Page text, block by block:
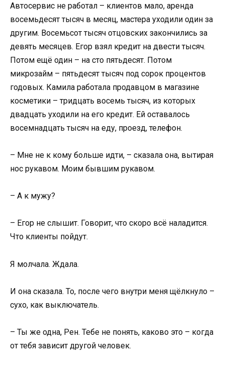
Автосервис не работал – клиентов мало, аренда
восемьдесят тысяч в месяц, мастера уходили один за
другим. Восемьсот тысяч отцовских закончились за
девять месяцев. Егор взял кредит на двести тысяч.
Потом ещё один – на сто пятьдесят. Потом
микрозайм – пятьдесят тысяч под сорок процентов
годовых. Камила работала продавцом в магазине
косметики – тридцать восемь тысяч, из которых
двадцать уходили на его кредит. Ей оставалось
восемнадцать тысяч на еду, проезд, телефон.
– Мне не к кому больше идти, – сказала она, вытирая
нос рукавом. Моим бывшим рукавом.
– А к мужу?
– Егор не слышит. Говорит, что скоро всё наладится.
Что клиенты пойдут.
Я молчала. Ждала.
И она сказала. То, после чего внутри меня щёлкнуло –
сухо, как выключатель.
– Ты же одна, Рен. Тебе не понять, каково это – когда
от тебя зависит другой человек.